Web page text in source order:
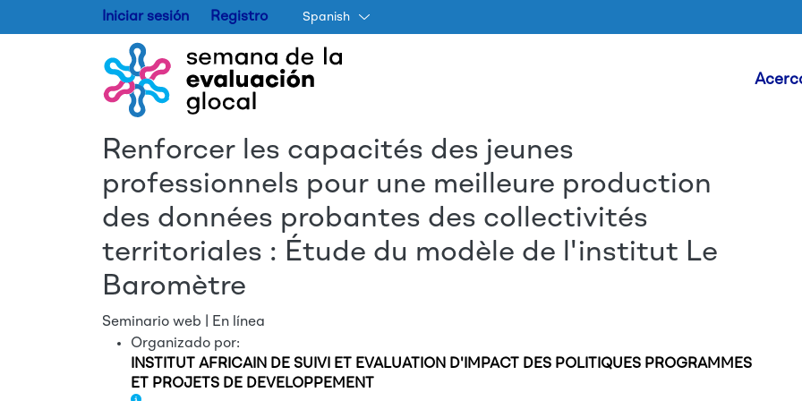
Iniciar sesión Registro Spanish
Renforcer les capacités des jeunes
professionnels pour une meilleure production
des données probantes des collectivités
territoriales : Étude du modèle de l'institut Le
Baromètre
Seminario web | En línea
Organizado por:
INSTITUT AFRICAIN DE SUIVI ET EVALUATION D'IMPACT DES POLITIQUES PROGRAMMES
ET PROJETS DE DEVELOPPEMENT